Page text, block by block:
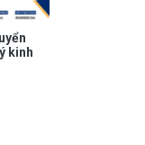
kinh